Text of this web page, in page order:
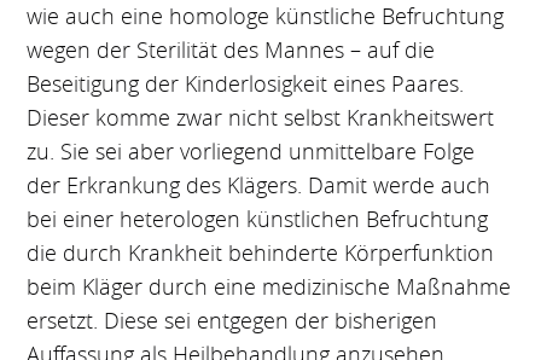
wie auch eine homologe künstliche Befruchtung
wegen der Sterilität des Mannes – auf die
Beseitigung der Kinderlosigkeit eines Paares.
Dieser komme zwar nicht selbst Krankheitswert
zu. Sie sei aber vorliegend unmittelbare Folge
der Erkrankung des Klägers. Damit werde auch
bei einer heterologen künstlichen Befruchtung
die durch Krankheit behinderte Körperfunktion
beim Kläger durch eine medizinische Maßnahme
ersetzt. Diese sei entgegen der bisherigen